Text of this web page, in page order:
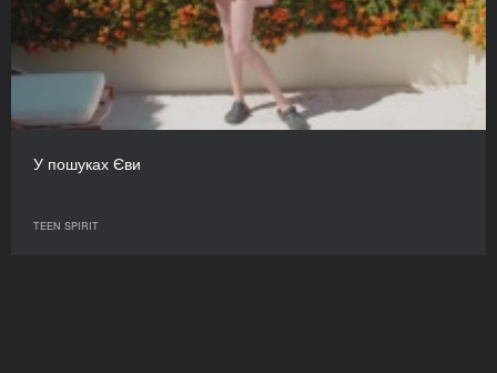
У пошуках Єви
TEEN SPIRIT